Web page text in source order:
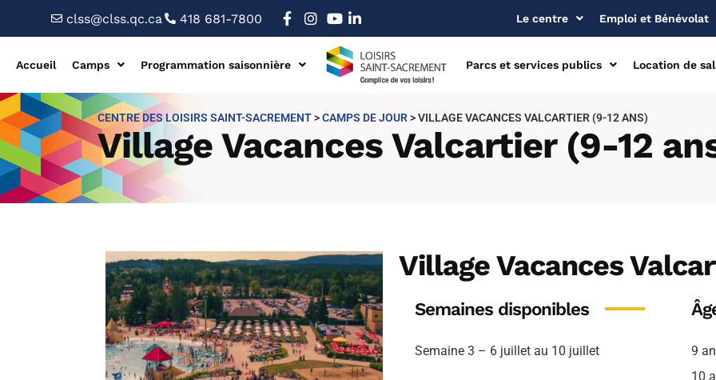
clss@clss.qc.ca 418 681-7800 Le centre Emploi et Bénévolat
Accueil Camps Programmation saisonnière Parcs et services publics Location de
Village Vacances Valcartier (9-12
CENTRE DES LOISIRS SAINT-SACREMENT>CAMPS DE JOUR>VILLAGE VACANCES VALCARTIER (9-12 ANS)
Village Vacances
Semaines disponibles
Semaine 3 – 6 juillet au 10 juillet
9
10